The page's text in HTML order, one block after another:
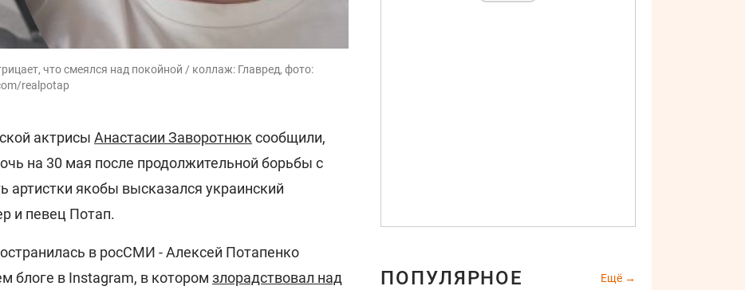
что смеялся над покойной / коллаж: Главред, фото:
realpotap
актрисы Анастасии Заворотнюк сообщили,
на 30 мая после продолжительной борьбы с
артистки якобы высказался украинский
и певец Потап.
в росСМИ - Алексей Потапенко
блоге в Instagram, в котором злорадствовал над
ПОПУЛЯРНОЕ Ещё